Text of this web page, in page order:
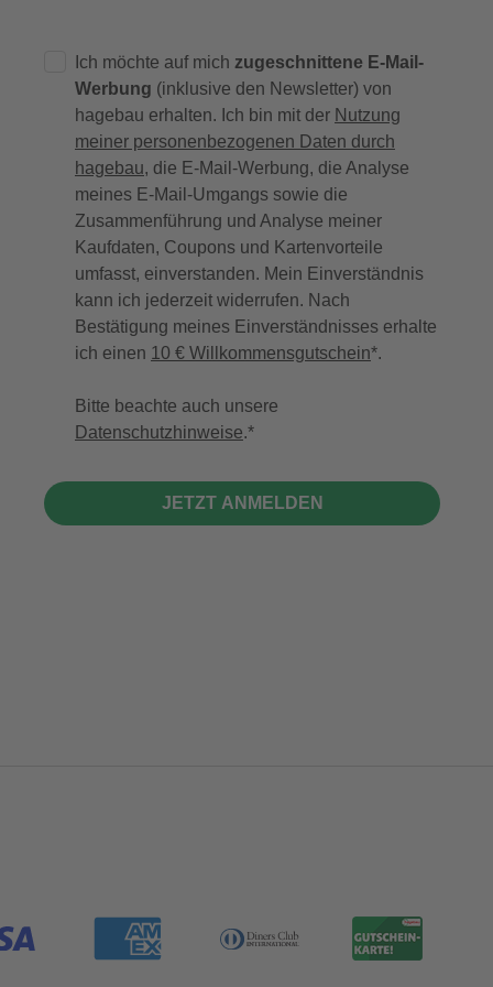
Ich möchte auf mich zugeschnittene E-Mail-
Werbung (inklusive den Newsletter) von
hagebau erhalten. Ich bin mit der Nutzung
meiner personenbezogenen Daten durch
hagebau, die E-Mail-Werbung, die Analyse
meines E-Mail-Umgangs sowie die
Zusammenführung und Analyse meiner
Kaufdaten, Coupons und Kartenvorteile
umfasst, einverstanden. Mein Einverständnis
kann ich jederzeit widerrufen. Nach
Bestätigung meines Einverständnisses erhalte
ich einen 10 € Willkommensgutschein*.
Bitte beachte auch unsere
Datenschutzhinweise.
JETZT ANMELDEN